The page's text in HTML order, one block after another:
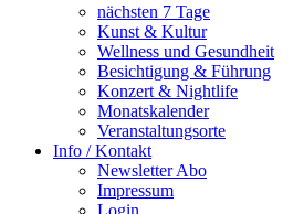
nächsten 7 Tage
Kunst & Kultur
Wellness und Gesundheit
Besichtigung & Führung
Konzert & Nightlife
Monatskalender
Veranstaltungsorte
Info / Kontakt
Newsletter Abo
Impressum
Login